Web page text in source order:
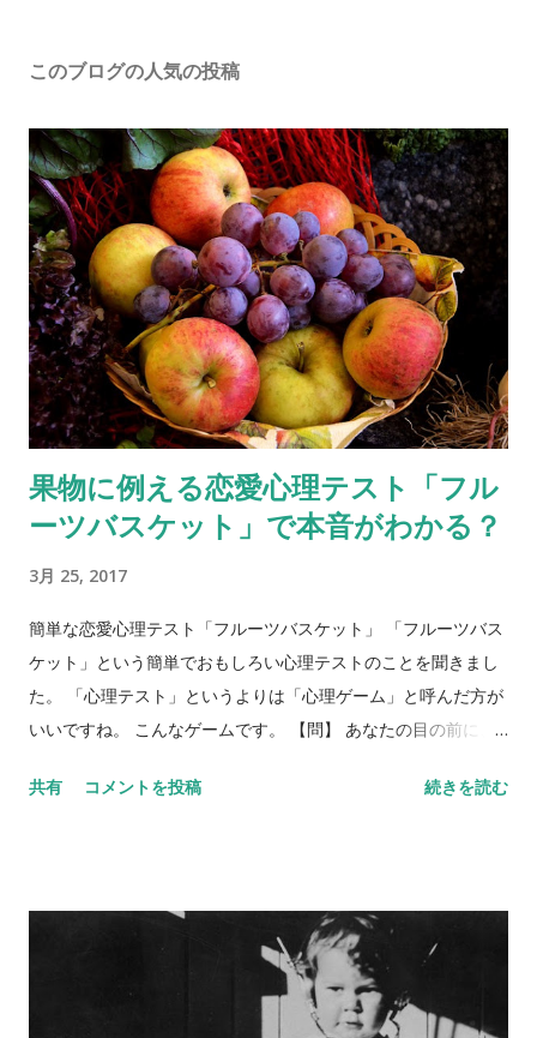
このブログの人気の投稿
果物に例える恋愛心理テスト「フル
ーツバスケット」で本音がわかる？
3月 25, 2017
簡単な恋愛心理テスト「フルーツバスケット」 「フルーツバス
ケット」という簡単でおもしろい心理テストのことを聞きまし
た。 「心理テスト」というよりは「心理ゲーム」と呼んだ方が
いいですね。 こんなゲームです。 【問】 あなたの目の前に、
ナナ、ぶどう、みかん、イチゴ、キウイが入っています。5種類
共有 コメントを投稿 続きを読む